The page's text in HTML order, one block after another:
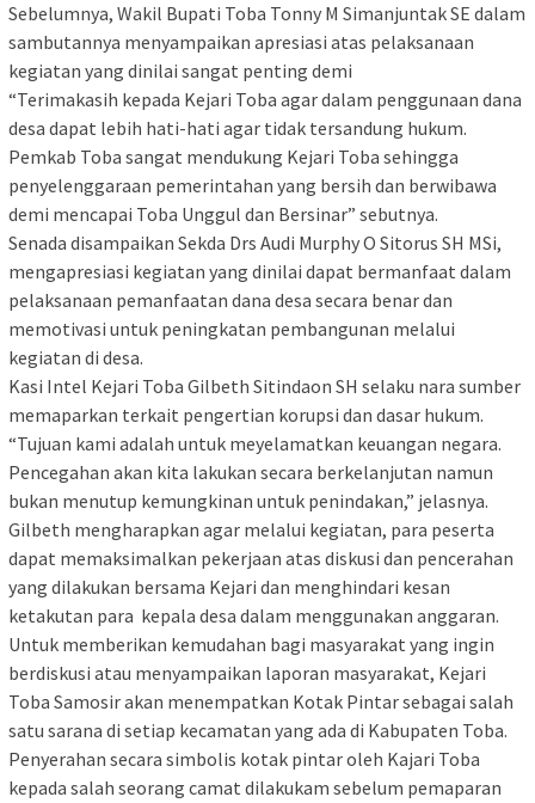
Sebelumnya, Wakil Bupati Toba Tonny M Simanjuntak SE dalam
sambutannya menyampaikan apresiasi atas pelaksanaan
kegiatan yang dinilai sangat penting demi
“Terimakasih kepada Kejari Toba agar dalam penggunaan dana
desa dapat lebih hati-hati agar tidak tersandung hukum.
Pemkab Toba sangat mendukung Kejari Toba sehingga
penyelenggaraan pemerintahan yang bersih dan berwibawa
demi mencapai Toba Unggul dan Bersinar” sebutnya.
Senada disampaikan Sekda Drs Audi Murphy O Sitorus SH MSi,
mengapresiasi kegiatan yang dinilai dapat bermanfaat dalam
pelaksanaan pemanfaatan dana desa secara benar dan
memotivasi untuk peningkatan pembangunan melalui
kegiatan di desa.
Kasi Intel Kejari Toba Gilbeth Sitindaon SH selaku nara sumber
memaparkan terkait pengertian korupsi dan dasar hukum.
“Tujuan kami adalah untuk meyelamatkan keuangan negara.
Pencegahan akan kita lakukan secara berkelanjutan namun
bukan menutup kemungkinan untuk penindakan,” jelasnya.
Gilbeth mengharapkan agar melalui kegiatan, para peserta
dapat memaksimalkan pekerjaan atas diskusi dan pencerahan
yang dilakukan bersama Kejari dan menghindari kesan
ketakutan para kepala desa dalam menggunakan anggaran.
Untuk memberikan kemudahan bagi masyarakat yang ingin
berdiskusi atau menyampaikan laporan masyarakat, Kejari
Toba Samosir akan menempatkan Kotak Pintar sebagai salah
satu sarana di setiap kecamatan yang ada di Kabupaten Toba.
Penyerahan secara simbolis kotak pintar oleh Kajari Toba
kepada salah seorang camat dilakukam sebelum pemaparan